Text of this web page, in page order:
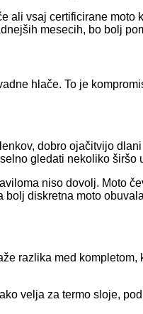
ali vsaj certificirane moto
mesecih, bo bolj
hlače. To je
dobro ojačitvijo
gledati nekoliko širšo
niso dovolj. Moto
diskretna moto
razlika med
velja za termo sloje,